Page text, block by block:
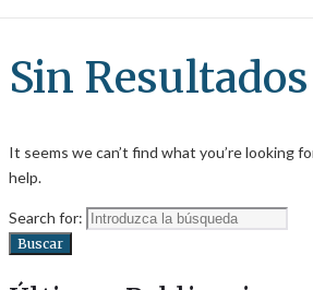
Sin Resultados
It seems we can’t find what you’re looking
help.
Search for:
Buscar